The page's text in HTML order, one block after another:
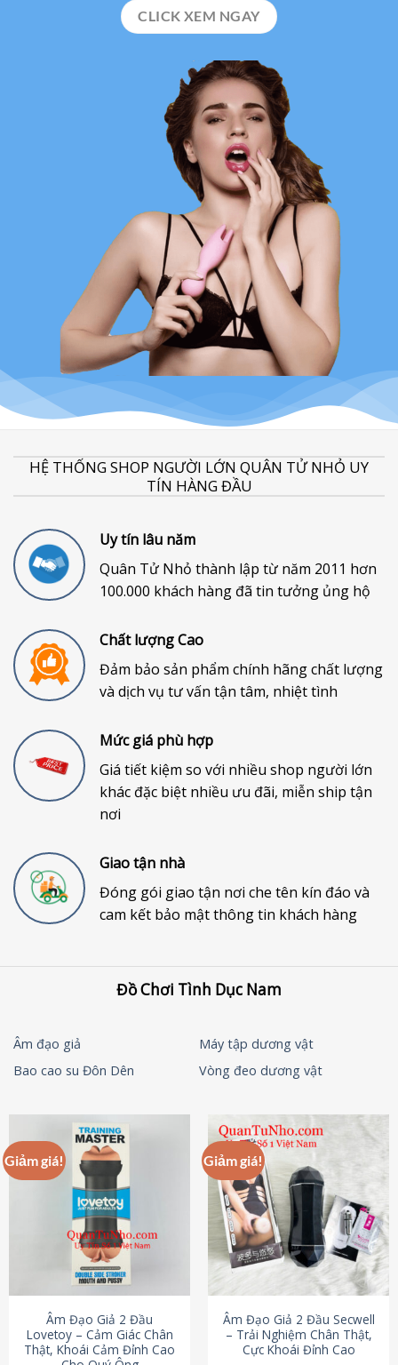
CLICK XEM NGAY
HỆ THỐNG SHOP NGƯỜI LỚN QUÂN TỬ NHỎ UY
TÍN HÀNG ĐẦU
Uy tín lâu năm
Quân Tử Nhỏ thành lập từ năm 2011 hơn
100.000 khách hàng đã tin tưởng ủng hộ
Chất lượng Cao
Đảm bảo sản phẩm chính hãng chất lượng
và dịch vụ tư vấn tận tâm, nhiệt tình
Mức giá phù hợp
Giá tiết kiệm so với nhiều shop người lớn
khác đặc biệt nhiều ưu đãi, miễn ship tận
nơi
Giao tận nhà
Đóng gói giao tận nơi che tên kín đáo và
cam kết bảo mật thông tin khách hàng
Đồ Chơi Tình Dục Nam
Âm đạo giả
Máy tập dương vật
Bao cao su Đôn Dên
Vòng đeo dương vật
Giảm giá!
Âm Đạo Giả 2 Đầu
Lovetoy – Cảm Giác Chân
Thật, Khoái Cảm Đỉnh Cao
Giảm giá!
Âm Đạo Giả 2 Đầu Secwell
– Trải Nghiệm Chân Thật,
Cực Khoái Đỉnh Cao